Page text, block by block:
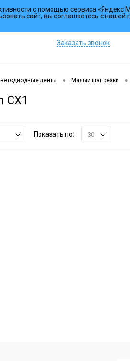
Заказать звонок
ленты • Малый шаг резки •
CX1
Показать по: 30
с помощью сервиса «Яндекс
сайт, вы соглашаетесь с нашей